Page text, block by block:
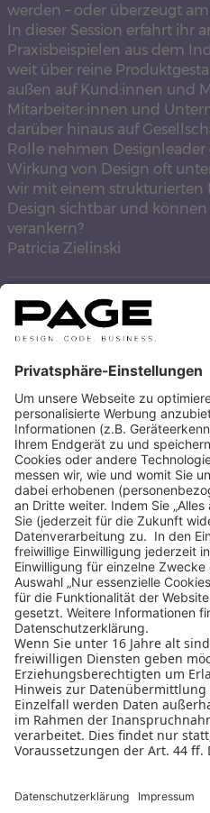
werden – oder überzeugt
In dieser Session erfahrt ihr
Praxisbeispielen aus dem
weit über reine
außen auf Kund:innen und
Mitarbeiter:innen und
darüber hinaus auf
Rolle nehmen
Wirkung von Design oft
wir mit einem strukturierten
Design sichtbar und
verankern?
Patricia Zielinski
STEFANIE EMENY
AUTOREN BEITRÄGE
ZUR ÜBERSICHT
Design
Cookie-